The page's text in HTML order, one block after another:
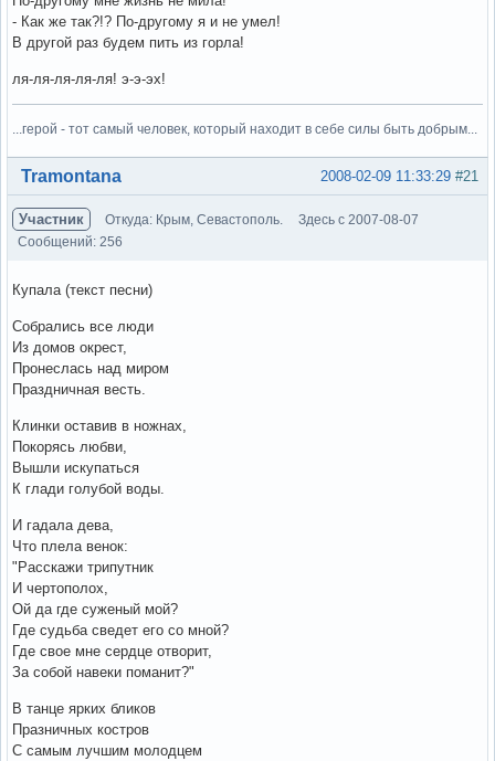
- Как же так?!? По-другому я и не умел!
В другой раз будем пить из горла!
ля-ля-ля-ля-ля! э-э-эх!
...герой - тот самый человек, который находит в себе силы быть добрым...
Вне форума #21
2008-02-09 11:33:29
Tramontana
Участник Откуда: Крым, Севастополь.
Здесь с 2007-08-07
Сообщений: 256
Купала (текст песни)
Собрались все люди
Из домов окрест,
Пронеслась над миром
Праздничная весть.
Клинки оставив в ножнах,
Покорясь любви,
Вышли искупаться
К глади голубой воды.
И гадала дева,
Что плела венок:
"Расскажи трипутник
И чертополох,
Ой да где суженый мой?
Где судьба сведет его со мной?
Где свое мне сердце отворит,
За собой навеки поманит?"
В танце ярких бликов
Празничных костров
С самым лучшим молодцем